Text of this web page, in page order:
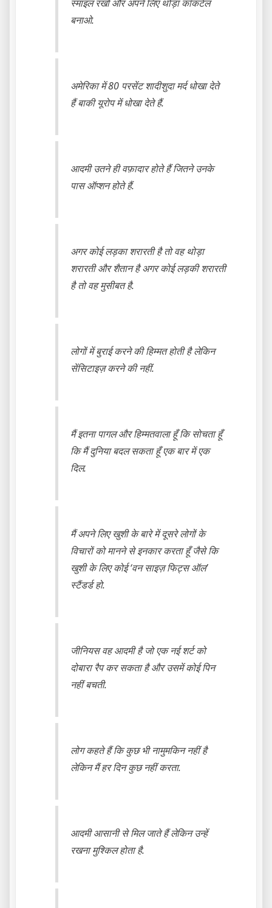
स्माइल रखो और अपने लिए थोड़ा कॉकटेल
बनाओ.
अमेरिका में 80 परसेंट शादीशुदा मर्द धोखा देते
हैं बाकी यूरोप में धोखा देते हैं.
आदमी उतने ही वफ़ादार होते हैं जितने उनके
पास ऑप्शन होते हैं.
अगर कोई लड़का शरारती है तो वह थोड़ा
शरारती और शैतान है अगर कोई लड़की शरारती
है तो वह मुसीबत है.
लोगों में बुराई करने की हिम्मत होती है लेकिन
सेंसिटाइज़ करने की नहीं.
मैं इतना पागल और हिम्मतवाला हूँ कि सोचता हूँ
कि मैं दुनिया बदल सकता हूँ एक बार में एक
दिल.
मैं अपने लिए खुशी के बारे में दूसरे लोगों के
विचारों को मानने से इनकार करता हूँ जैसे कि
खुशी के लिए कोई ‘वन साइज़ फिट्स ऑल’
स्टैंडर्ड हो.
जीनियस वह आदमी है जो एक नई शर्ट को
दोबारा रैप कर सकता है और उसमें कोई पिन
नहीं बचती.
लोग कहते हैं कि कुछ भी नामुमकिन नहीं है
लेकिन मैं हर दिन कुछ नहीं करता.
आदमी आसानी से मिल जाते हैं लेकिन उन्हें
रखना मुश्किल होता है.